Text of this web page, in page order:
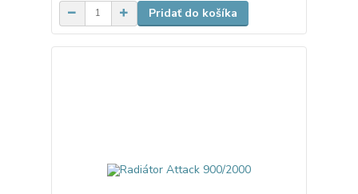
Pridať do košíka